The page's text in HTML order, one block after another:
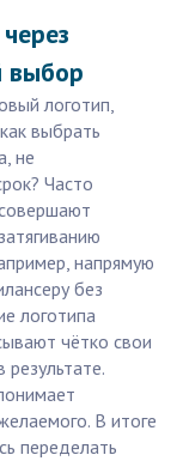
выбор
логотип,
выбрать
не
Часто
напрямую
без
логотипа
чётко свои
В итоге
переделать